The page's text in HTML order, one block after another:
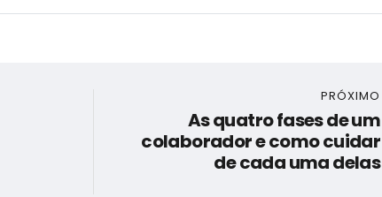
PRÓXIMO
As quatro fases de um
colaborador e como cuidar
de cada uma delas